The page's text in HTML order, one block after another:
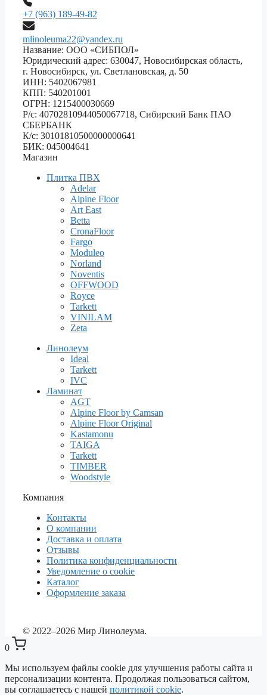
+7 (963) 189-49-82
mlinoleuma22@yandex.ru
Название: ООО «СИБПОЛ»
Юридический адрес: 630047, Новосибирская область,
г. Новосибирск, ул. Светлановская, д. 50
ИНН: 5402067981
КПП: 540201001
ОГРН: 1215400030669
Р/с: 40702810944050067718, Сибирский Банк ПАО
СБЕРБАНК
К/с: 30101810500000000641
БИК: 045004641
Магазин
Плитка ПВХ
Adelar
Alpine Floor
Art East
Betta
CronaFloor
Fargo
Moduleo
Norland
Noventis
OFFWOOD
Royce
Tarkett
VINILAM
Zeta
Линолеум
Ideal
Tarkett
IVC
Ламинат
AGT
Alpine Floor by Camsan
Alpine Floor Original
Kastamonu
TAIGA
Tarkett
TIMBER
Woodstyle
Компания
Контакты
О компании
Доставка и оплата
Отзывы
Политика конфиденциальности
Уведомление о cookie
Каталог
Оформление заказа
© 2022–2026 Мир Линолеума.
0
Выберите ваш город
Мы используем файлы cookie для улучшения работы сайта и
персонализации контента. Продолжая пользоваться сайтом,
вы соглашаетесь с нашей политикой cookie.